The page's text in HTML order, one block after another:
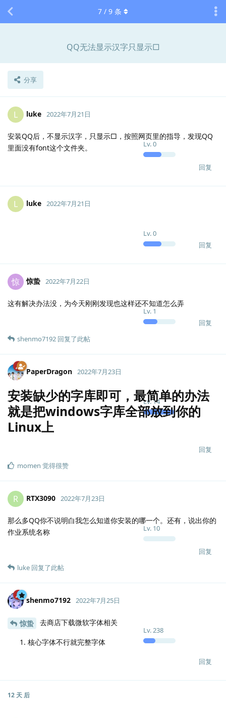
QQ无法显示汉字只显示□
分享
7 / 9 条
L luke
Lv.0
2022年7月21日
安装QQ后，不显示汉字，只显示□，按照网页里的指导，发现QQ
里面没有font这个文件夹。
回复
L luke
Lv.0
2022年7月21日
回复
惊 惊蛰
Lv. 1
2022年7月22日
这有解决办法没，为今天刚刚发现也这样还不知道怎么弄
回复
shenmo7192 回复了此帖
PaperDragon
Lv.14
2022年7月23日
安装缺少的字库即可，最简单的办法
就是把windows字库全部放到你的
Linux上
回复
momen 觉得很赞
R RTX3090
Lv. 10
2022年7月23日
那么多QQ你不说明白我怎么知道你安装的哪一个。还有，说出你的
作业系统名称
回复
luke 回复了此帖
shenmo7192
Lv.238
2022年7月25日
惊蛰 去商店下载微软字体相关
核心字体不行就完整字体
回复
12 天 后